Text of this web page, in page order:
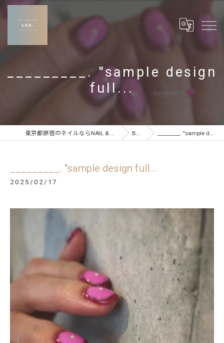
_________. "sample design
full...
東京都原宿のネイルならNAIL & CARE SALON LUX BLOG _________. "sample design full...
_________. "sample design full...
2025/02/17